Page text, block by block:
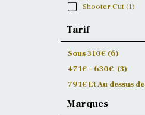
Tarif
Sous310€ (6)
471€ - 630€ (3)
791€Et Au dessus de
Marques
Shooter Cut(1)